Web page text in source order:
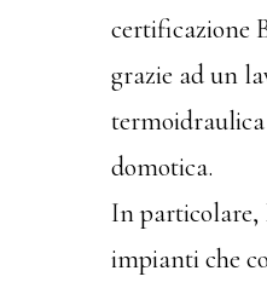
certificazione
grazie ad un
domotica.
In particolare,
impianti che